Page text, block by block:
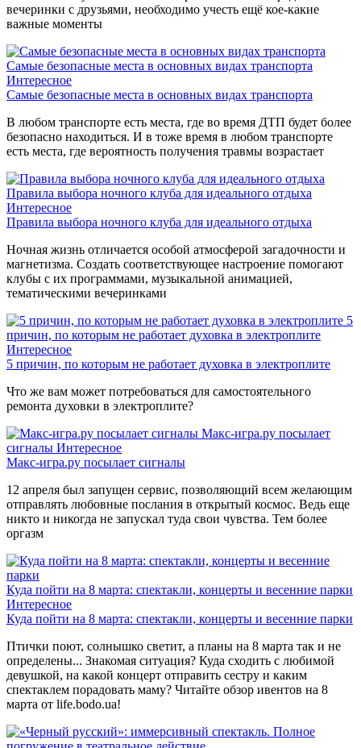
вечеринки с друзьями, необходимо учесть ещё кое-какие
важные моменты
Самые безопасные места в основных видах транспорта
Интересное
Самые безопасные места в основных видах транспорта
В любом транспорте есть места, где во время ДТП будет более
безопасно находиться. И в тоже время в любом транспорте
есть места, где вероятность получения травмы возрастает
Правила выбора ночного клуба для идеального отдыха
Интересное
Правила выбора ночного клуба для идеального отдыха
Ночная жизнь отличается особой атмосферой загадочности и
магнетизма. Создать соответствующее настроение помогают
клубы с их программами, музыкальной анимацией,
тематическими вечеринками
5
причин, по которым не работает духовка в электроплите
Интересное
5 причин, по которым не работает духовка в электроплите
Что же вам может потребоваться для самостоятельного
ремонта духовки в электроплите?
Макс-игра.ру посылает
сигналы Интересное
Макс-игра.ру посылает сигналы
12 апреля был запущен сервис, позволяющий всем желающим
отправлять любовные послания в открытый космос. Ведь еще
никто и никогда не запускал туда свои чувства. Тем более
оргазм
Куда пойти на 8 марта: спектакли, концерты и весенние парки
Интересное
Куда пойти на 8 марта: спектакли, концерты и весенние парки
Птички поют, солнышко светит, а планы на 8 марта так и не
определены... Знакомая ситуация? Куда сходить с любимой
девушкой, на какой концерт отправить сестру и каким
спектаклем порадовать маму? Читайте обзор ивентов на 8
марта от life.bodo.ua!